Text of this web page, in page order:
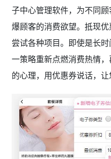
子中心管理软件，为不同
爆顾客的消费欲望。抵现
尝试各种项目。即使是长
一策略重新点燃消费热情
的心理，用优惠券说话，让